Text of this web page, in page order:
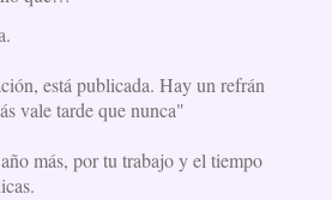
está publicada. Hay un refrán
vale tarde que nunca"
más, por tu trabajo y el tiempo